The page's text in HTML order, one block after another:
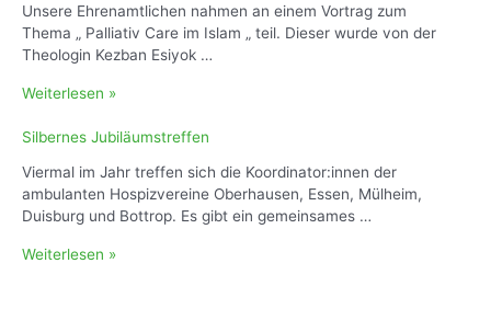
e
r
b
2
–
A
n
e
Unsere Ehrenamtlichen nahmen an einem Vortrag zum
Thema „ Palliativ Care im Islam „ teil. Dieser wurde von der
Theologin Kezban Esiyok …
P
l
a
t
i
Weiterlesen »
Silbernes Jubiläumstreffen
Viermal im Jahr treffen sich die Koordinator:innen der
ambulanten Hospizvereine Oberhausen, Essen, Mülheim,
Duisburg und Bottrop. Es gibt ein gemeinsames …
S
Weiterlesen »